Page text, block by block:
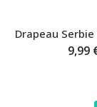
Drapeau
9,99